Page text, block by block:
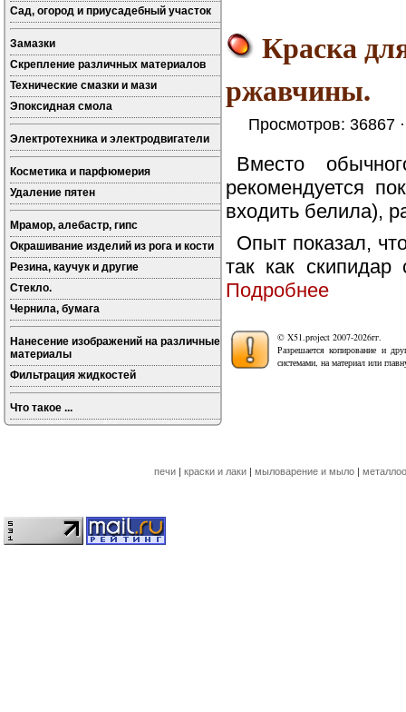
Сад, огород и приусадебный участок
Замазки
Скрепление различных материалов
Технические смазки и мази
Эпоксидная смола
Электротехника и электродвигатели
Косметика и парфюмерия
Удаление пятен
Мрамор, алебастр, гипс
Окрашивание изделий из рога и кости
Резина, каучук и другие
Стекло.
Чернила, бумага
Нанесение изображений на различные
материалы
Фильтрация жидкостей
Что такое ...
Краска
ржавчины.
Просмотров: 36867
Вместо
рекомендуется
входить белила),
Опыт показал,
так как
Подробнее
© X51.project 2007-2026гг.
Разрешается копирование и
системами, на материал или
печи | краски и лаки | мыловарение и мыло |